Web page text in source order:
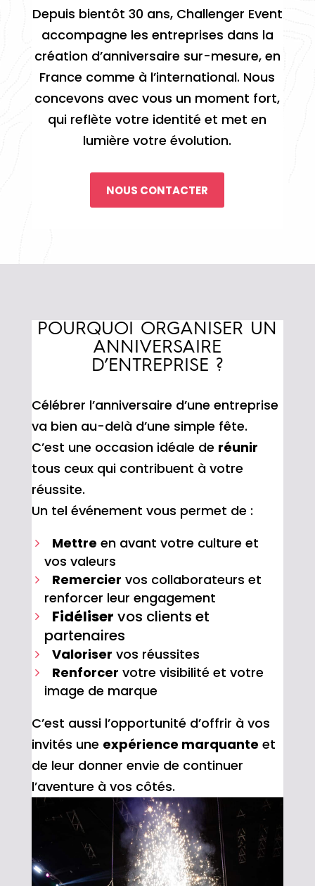
Depuis bientôt 30 ans, Challenger Event
accompagne les entreprises dans la
création d’anniversaire sur-mesure, en
France comme à l’international. Nous
concevons avec vous un moment fort,
qui reflète votre identité et met en
lumière votre évolution.
NOUS CONTACTER
POURQUOI ORGANISER UN
ANNIVERSAIRE
D’ENTREPRISE ?
Célébrer l’anniversaire d’une entreprise
va bien au-delà d’une simple fête.
C’est une occasion idéale de réunir
tous ceux qui contribuent à votre
réussite.
Un tel événement vous permet de :
Mettre en avant votre culture et
vos valeurs
Remercier vos collaborateurs et
renforcer leur engagement
Fidéliser vos clients et
partenaires
Valoriser vos réussites
Renforcer votre visibilité et votre
image de marque
C’est aussi l’opportunité d’offrir à vos
invités une expérience marquante et
de leur donner envie de continuer
l’aventure à vos côtés.